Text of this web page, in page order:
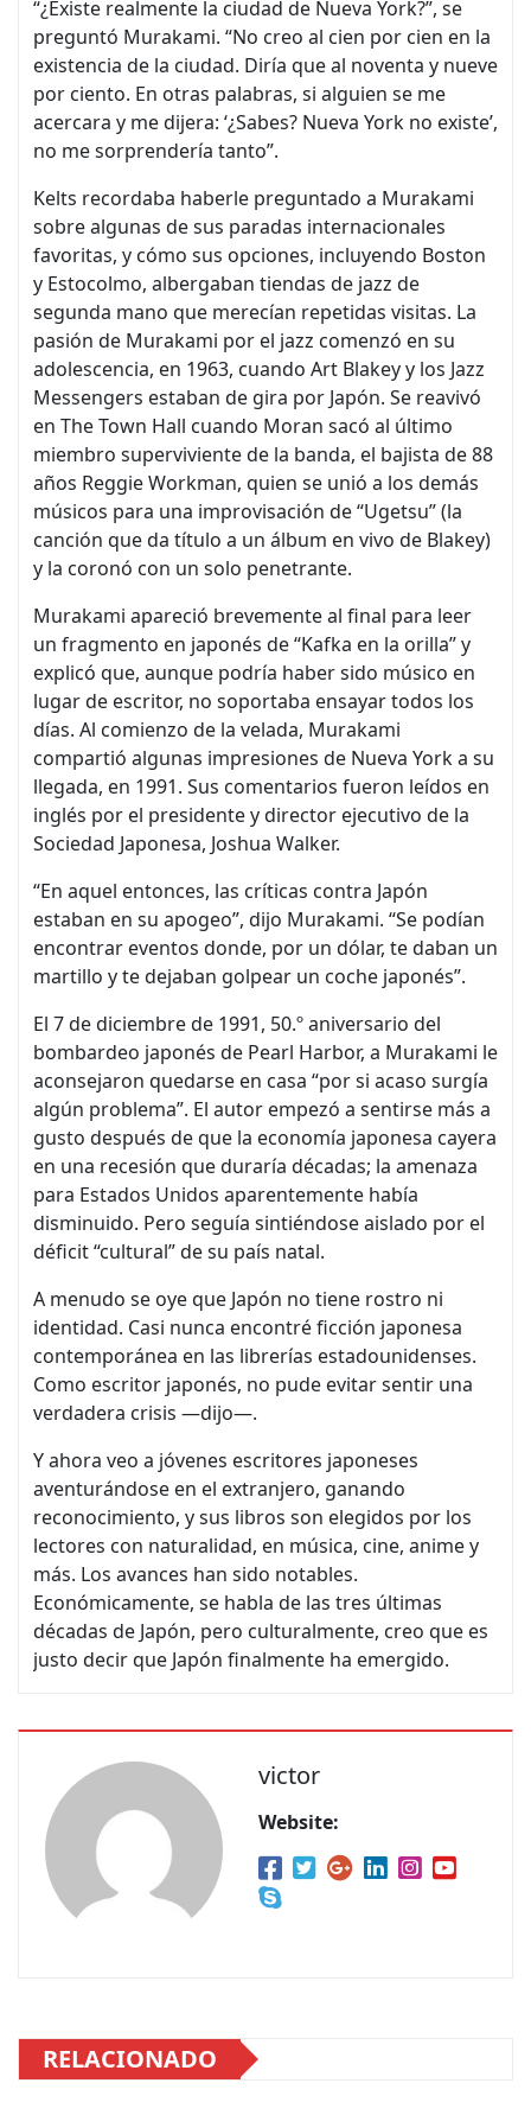
“¿Existe realmente la ciudad de Nueva York?”, se
preguntó Murakami. “No creo al cien por cien en la
existencia de la ciudad. Diría que al noventa y nueve
por ciento. En otras palabras, si alguien se me
acercara y me dijera: ‘¿Sabes? Nueva York no existe’,
no me sorprendería tanto”.
Kelts recordaba haberle preguntado a Murakami
sobre algunas de sus paradas internacionales
favoritas, y cómo sus opciones, incluyendo Boston
y Estocolmo, albergaban tiendas de jazz de
segunda mano que merecían repetidas visitas. La
pasión de Murakami por el jazz comenzó en su
adolescencia, en 1963, cuando Art Blakey y los Jazz
Messengers estaban de gira por Japón. Se reavivó
en The Town Hall cuando Moran sacó al último
miembro superviviente de la banda, el bajista de 88
años Reggie Workman, quien se unió a los demás
músicos para una improvisación de “Ugetsu” (la
canción que da título a un álbum en vivo de Blakey)
y la coronó con un solo penetrante.
Murakami apareció brevemente al final para leer
un fragmento en japonés de “Kafka en la orilla” y
explicó que, aunque podría haber sido músico en
lugar de escritor, no soportaba ensayar todos los
días. Al comienzo de la velada, Murakami
compartió algunas impresiones de Nueva York a su
llegada, en 1991. Sus comentarios fueron leídos en
inglés por el presidente y director ejecutivo de la
Sociedad Japonesa, Joshua Walker.
“En aquel entonces, las críticas contra Japón
estaban en su apogeo”, dijo Murakami. “Se podían
encontrar eventos donde, por un dólar, te daban un
martillo y te dejaban golpear un coche japonés”.
El 7 de diciembre de 1991, 50.º aniversario del
bombardeo japonés de Pearl Harbor, a Murakami le
aconsejaron quedarse en casa “por si acaso surgía
algún problema”. El autor empezó a sentirse más a
gusto después de que la economía japonesa cayera
en una recesión que duraría décadas; la amenaza
para Estados Unidos aparentemente había
disminuido. Pero seguía sintiéndose aislado por el
déficit “cultural” de su país natal.
A menudo se oye que Japón no tiene rostro ni
identidad. Casi nunca encontré ficción japonesa
contemporánea en las librerías estadounidenses.
Como escritor japonés, no pude evitar sentir una
verdadera crisis —dijo—.
Y ahora veo a jóvenes escritores japoneses
aventurándose en el extranjero, ganando
reconocimiento, y sus libros son elegidos por los
lectores con naturalidad, en música, cine, anime y
más. Los avances han sido notables.
Económicamente, se habla de las tres últimas
décadas de Japón, pero culturalmente, creo que es
justo decir que Japón finalmente ha emergido.
victor
Website:
RELACIONADO